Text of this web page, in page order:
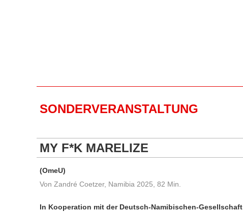
SONDERVERANSTALTUNG
MY F*K MARELIZE
(OmeU)
Von Zandré Coetzer, Namibia 2025, 82 Min.
In Kooperation mit der Deutsch-Namibischen-Gesellschaft